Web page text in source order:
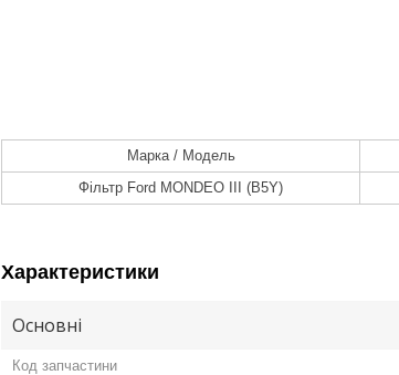
Марка / Модель
Фільтр Ford MONDEO III (B5Y)
Характеристики
Основні
Код запчастини